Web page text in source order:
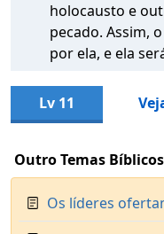
holocausto e
pecado. Assim,
por ela, e ela
Lv 11
Outro Temas Bíblicos
Os líderes